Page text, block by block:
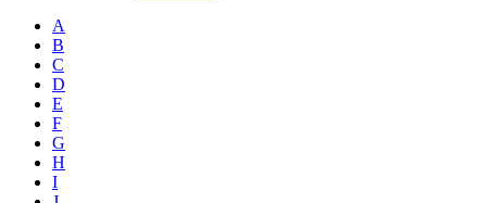
A
B
C
D
E
F
G
H
I